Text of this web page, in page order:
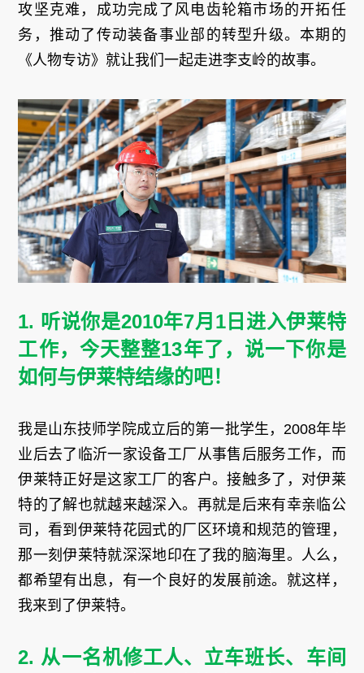
攻坚克难，成功完成了风电齿轮箱市场的开拓任
务，推动了传动装备事业部的转型升级。本期的
《人物专访》就让我们一起走进李支岭的故事。
1. 听说你是2010年7月1日进入伊莱特
工作，今天整整13年了，说一下你是
如何与伊莱特结缘的吧！
我是山东技师学院成立后的第一批学生，2008年毕
业后去了临沂一家设备工厂从事售后服务工作，而
伊莱特正好是这家工厂的客户。接触多了，对伊莱
特的了解也就越来越深入。再就是后来有幸亲临公
司，看到伊莱特花园式的厂区环境和规范的管理，
那一刻伊莱特就深深地印在了我的脑海里。人么，
都希望有出息，有一个良好的发展前途。就这样，
我来到了伊莱特。
2. 从一名机修工人、立车班长、车间